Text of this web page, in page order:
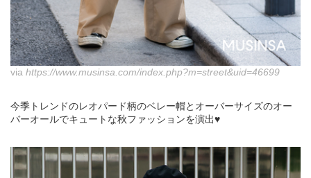
via https://www.musinsa.com/index.php?m=street&uid=46699
今季トレンドのレオパード柄のベレー帽とオーバーサイズのオー
バーオールでキュートな秋ファッションを演出♥